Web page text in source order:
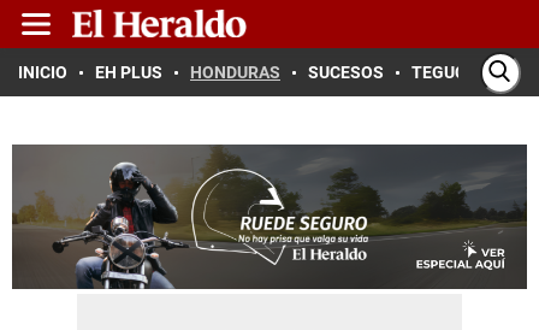
INICIO EH PLUS HONDURAS SUCESOS TEGUCIGALPA